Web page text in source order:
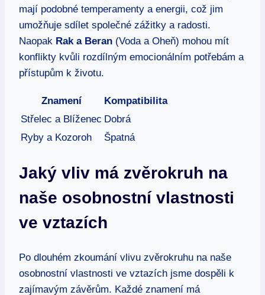
mají podobné temperamenty a energii, což jim
umožňuje sdílet společné zážitky a radosti.
Naopak Rak a Beran (Voda a Oheň) mohou mít
konflikty kvůli rozdílným emocionálním potřebám a
přístupům k životu.
Znamení
Kompatibilita
Střelec a Blíženec Dobrá
Ryby a Kozoroh
Špatná
Jaký vliv má zvěrokruh na
naše osobnostní vlastnosti
ve vztazích
Po dlouhém zkoumání vlivu zvěrokruhu na naše
osobnostní vlastnosti ve vztazích jsme dospěli k
zajímavým závěrům. Každé znamení má